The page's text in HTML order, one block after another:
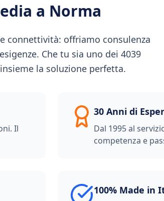
a Norma
connettività: offriamo consulenza
Che tu sia uno dei 4039
la soluzione perfetta.
Il
30 Anni di
Dal 1995 al
competenza e
100% Made in